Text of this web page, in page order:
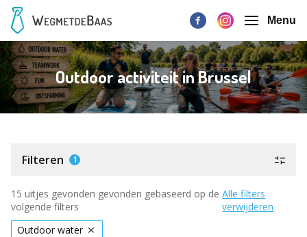
Menu
Outdoor activiteit in Brussel
Filteren 1
15 uitjes gevonden gevonden gebaseerd op de
volgende filters
Alle filters
verwijderen
Outdoor water